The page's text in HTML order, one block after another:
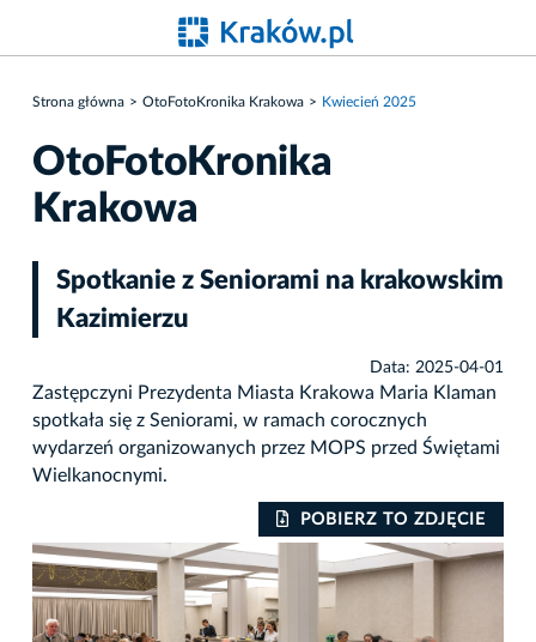
Strona główna OtoFotoKronika Krakowa Kwiecień 2025
OtoFotoKronika
Krakowa
Spotkanie z Seniorami na krakowskim
Kazimierzu
Data: 2025-04-01
Zastępczyni Prezydenta Miasta Krakowa Maria Klaman
spotkała się z Seniorami, w ramach corocznych
wydarzeń organizowanych przez MOPS przed Świętami
Wielkanocnymi.
POBIERZ TO ZDJĘCIE